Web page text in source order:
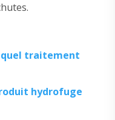
traitement
hydrofuge